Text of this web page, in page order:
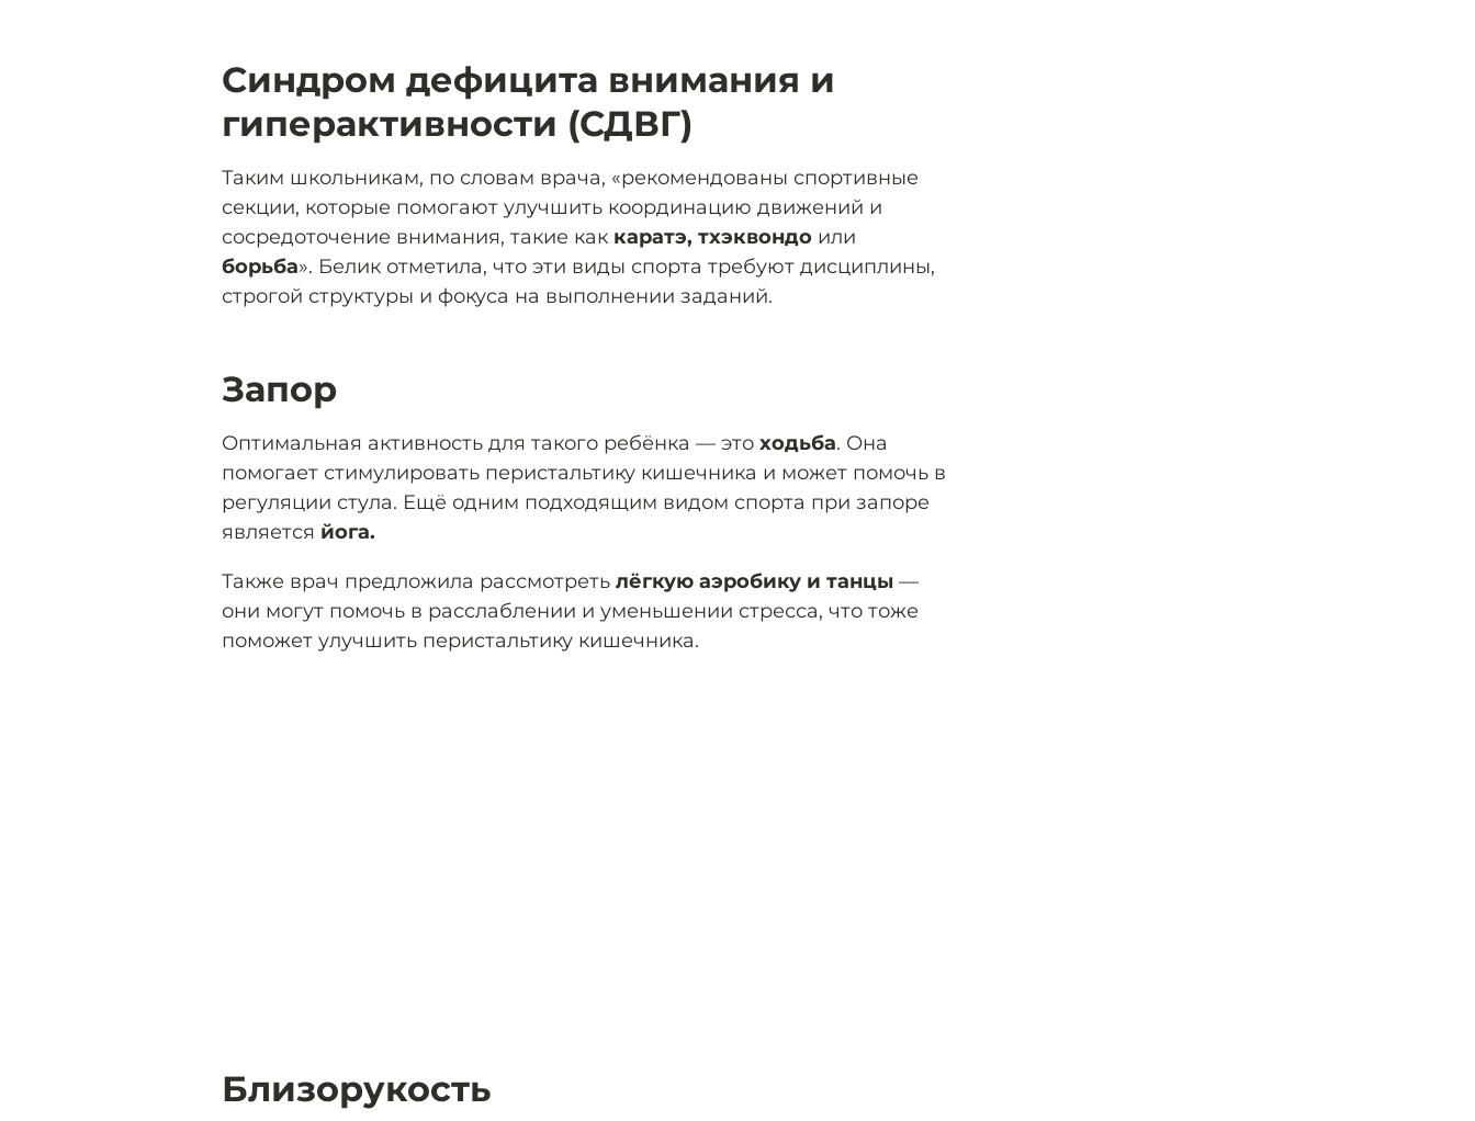
Синдром дефицита внимания и
гиперактивности (СДВГ)
Таким школьникам, по словам врача, «рекомендованы спортивные
секции, которые помогают улучшить координацию движений и
сосредоточение внимания, такие как каратэ, тхэквондо или
борьба». Белик отметила, что эти виды спорта требуют дисциплины,
строгой структуры и фокуса на выполнении заданий.
Запор
Оптимальная активность для такого ребёнка — это ходьба. Она
помогает стимулировать перистальтику кишечника и может помочь в
регуляции стула. Ещё одним подходящим видом спорта при запоре
является йога.
Также врач предложила рассмотреть лёгкую аэробику и танцы —
они могут помочь в расслаблении и уменьшении стресса, что тоже
поможет улучшить перистальтику кишечника.
Близорукость